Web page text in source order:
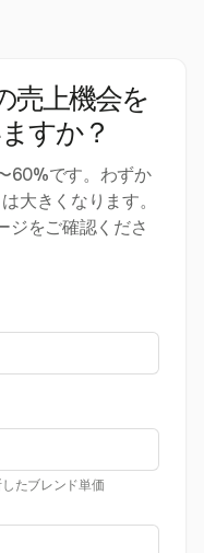
売上機会を
すか？
60%です。わずか
大きくなります。
ジをご確認くださ
たブレンド単価